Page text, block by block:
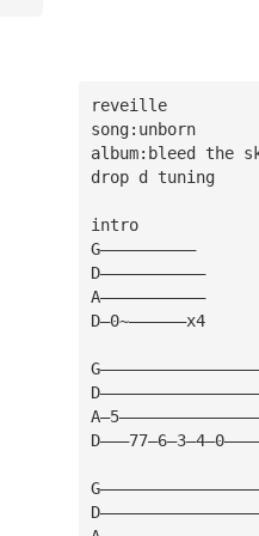
reveille
song:unborn
album:bleed the
drop d tuning
intro
G——————————
D———————————
A———————————
D—0~——————x4